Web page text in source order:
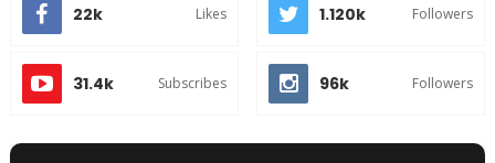
22k Likes 1.120k Followers
31.4k Subscribes 96k Followers